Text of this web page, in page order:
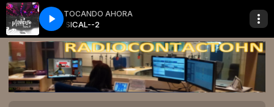
TOCANDO AHORA
MUSICAL--2